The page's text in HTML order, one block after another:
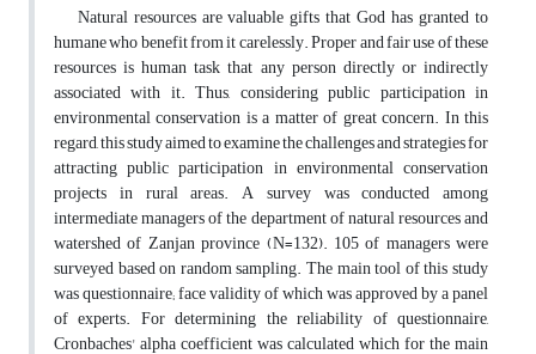
Natural resources are valuable gifts that God has granted to
humane who benefit from it carelessly. Proper and fair use of these
resources is human task that any person directly or indirectly
associated with it. Thus, considering public participation in
environmental conservation is a matter of great concern. In this
regard, this study aimed to examine the challenges and strategies for
attracting public participation in environmental conservation
projects in rural areas. A survey was conducted among
intermediate managers of the department of natural resources and
watershed of Zanjan province (N=132). 105 of managers were
surveyed based on random sampling. The main tool of this study
was questionnaire; face validity of which was approved by a panel
of experts. For determining the reliability of questionnaire,
Cronbaches' alpha coefficient was calculated which for the main